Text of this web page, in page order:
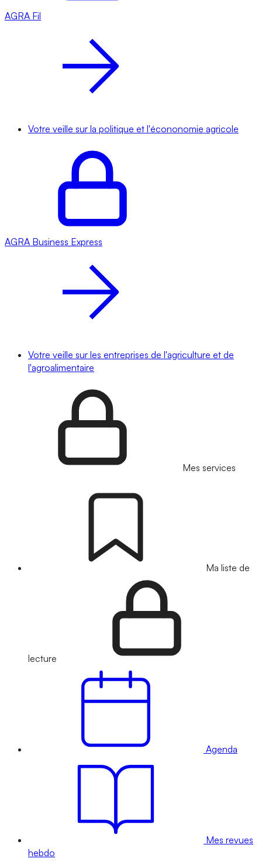
AGRA Fil
Votre veille sur la politique et l'écononomie agricole
AGRA Business Express
Votre veille sur les entreprises de l'agriculture et de
l'agroalimentaire
Mes services
Ma liste de
lecture
Agenda
Mes revues
hebdo